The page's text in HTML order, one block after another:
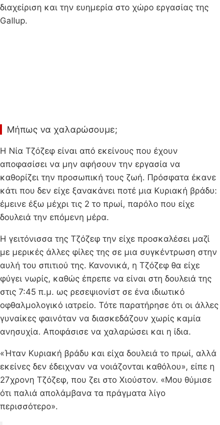
διαχείριση και την ευημερία στο χώρο εργασίας της
Gallup.
Μήπως να χαλαρώσουμε;
Η Νία Τζόζεφ είναι από εκείνους που έχουν
αποφασίσει να μην αφήσουν την εργασία να
καθορίζει την προσωπική τους ζωή. Πρόσφατα έκανε
κάτι που δεν είχε ξανακάνει ποτέ μια Κυριακή βράδυ:
έμεινε έξω μέχρι τις 2 το πρωί, παρόλο που είχε
δουλειά την επόμενη μέρα.
Η γειτόνισσα της Τζόζεφ την είχε προσκαλέσει μαζί
με μερικές άλλες φίλες της σε μια συγκέντρωση στην
αυλή του σπιτιού της. Κανονικά, η Τζόζεφ θα είχε
φύγει νωρίς, καθώς έπρεπε να είναι στη δουλειά της
στις 7:45 π.μ. ως ρεσεψιονίστ σε ένα ιδιωτικό
οφθαλμολογικό ιατρείο. Τότε παρατήρησε ότι οι άλλες
γυναίκες φαινόταν να διασκεδάζουν χωρίς καμία
ανησυχία. Αποφάσισε να χαλαρώσει και η ίδια.
«Ήταν Κυριακή βράδυ και είχα δουλειά το πρωί, αλλά
εκείνες δεν έδειχναν να νοιάζονται καθόλου», είπε η
27χρονη Τζόζεφ, που ζει στο Χιούστον. «Μου θύμισε
ότι παλιά απολάμβανα τα πράγματα λίγο
περισσότερο».